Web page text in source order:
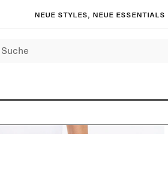
Neue Styles, neue Essentials |